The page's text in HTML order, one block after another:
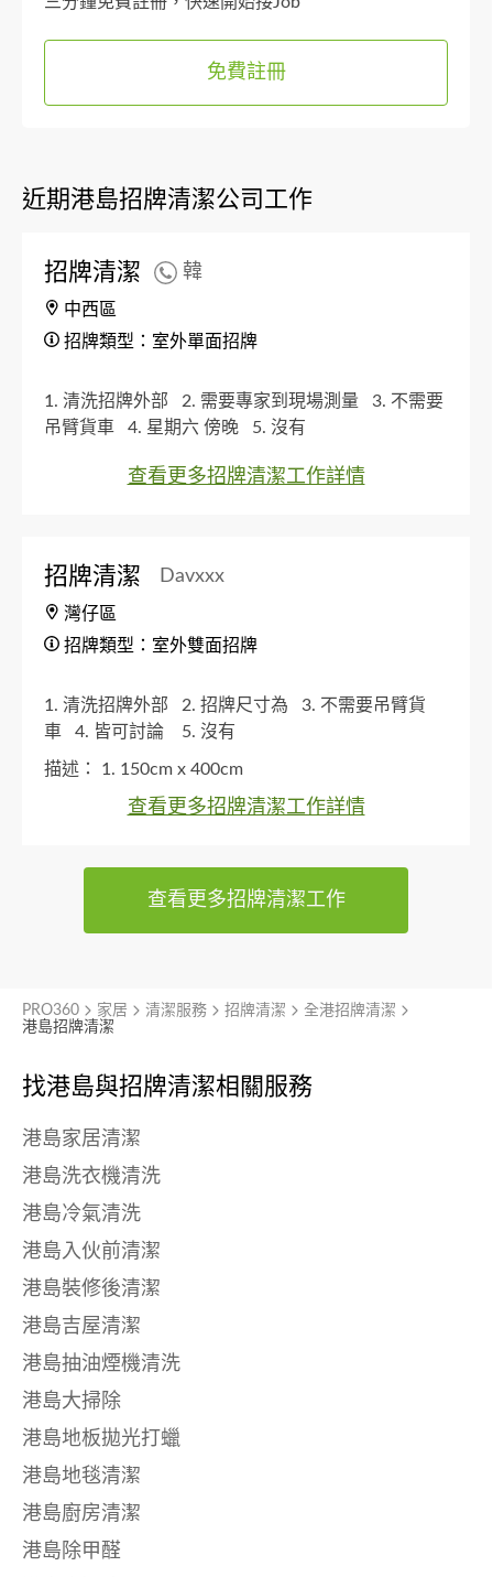
免費註冊
近期港島招牌清潔公司工作
招牌清潔 韓
中西區
招牌類型：室外單面招牌
1. 清洗招牌外部 2. 需要專家到現場測量
3. 不需要
吊臂貨車
4. 星期六 傍晚 5. 沒有
查看更多招牌清潔工作詳情
招牌清潔 Davxxx
灣仔區
招牌類型：室外雙面招牌
1. 清洗招牌外部 2. 招牌尺寸為
3. 不需要吊臂貨
車
4. 皆可討論 5. 沒有
描述： 1. 150cm x 400cm
查看更多招牌清潔工作詳情
查看更多招牌清潔工作
找港島與招牌清潔相關服務
港島家居清潔
港島洗衣機清洗
港島冷氣清洗
港島入伙前清潔
港島裝修後清潔
港島吉屋清潔
港島抽油煙機清洗
港島大掃除
港島地板拋光打蠟
港島地毯清潔
港島廚房清潔
港島除甲醛
PRO360 家居 清潔服務 招牌清潔
全港招牌清潔
港島招牌清潔